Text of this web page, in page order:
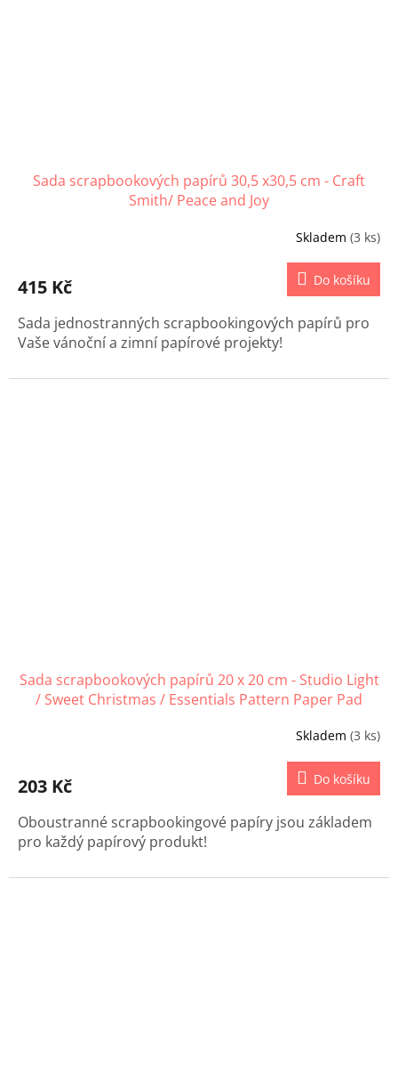
Sada scrapbookových papírů 30,5 x30,5 cm - Craft
Smith/ Peace and Joy
Skladem (3 ks)
415 Kč Do košíku
Sada jednostranných scrapbookingových papírů pro
Vaše vánoční a zimní papírové projekty!
Sada scrapbookových papírů 20 x 20 cm - Studio Light
/ Sweet Christmas / Essentials Pattern Paper Pad
Skladem (3 ks)
203 Kč Do košíku
Oboustranné scrapbookingové papíry jsou základem
pro každý papírový produkt!